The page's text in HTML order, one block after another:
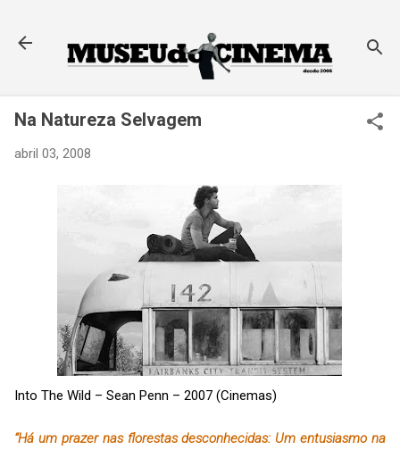
Na Natureza Selvagem
abril 03, 2008
Into The Wild – Sean Penn – 2007 (Cinemas)
“Há um prazer nas florestas desconhecidas: Um entusiasmo na